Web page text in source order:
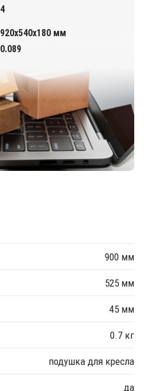
4
920х540х180 мм
0.089
900 мм
525 мм
45 мм
0.7 кг
подушка для кресла
да